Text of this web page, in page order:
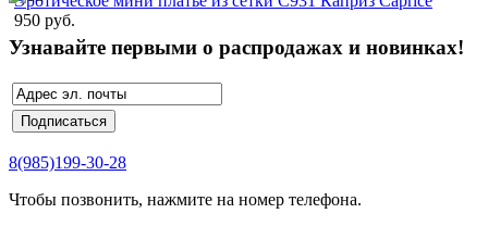
950 руб.
Узнавайте первыми о распродажах и новинках!
8(985)199-30-28
Чтобы позвонить, нажмите на номер телефона.